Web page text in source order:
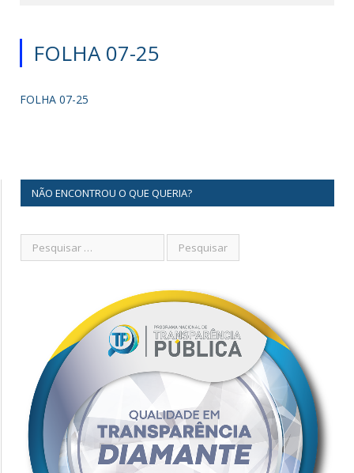
FOLHA 07-25
FOLHA 07-25
NÃO ENCONTROU O QUE QUERIA?